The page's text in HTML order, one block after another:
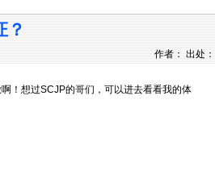
？
作者： 出处：
！想过SCJP的哥们，可以进去看看我的体